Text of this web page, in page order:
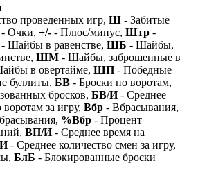
проведенных игр, Ш - Забитые
- Очки, +/- - Плюс/минус, Штр -
- Шайбы в равенстве, ШБ - Шайбы,
ШМ - Шайбы, заброшенные в
в овертайме, ШП - Победные
буллиты, БВ - Броски по воротам,
бросков, БВ/И- Среднее
за игру, Вбр - Вбрасывания,
%Вбр - Процент
ВП/И- Среднее время на
- Среднее количество смен за игру,
БлБ - Блокированные броски